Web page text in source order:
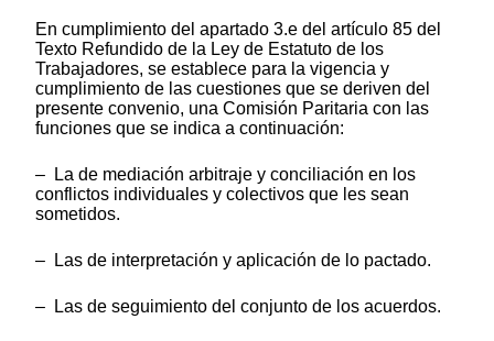
En cumplimiento del apartado 3.e del artículo 85 del
Texto Refundido de la Ley de Estatuto de los
Trabajadores, se establece para la vigencia y
cumplimiento de las cuestiones que se deriven del
presente convenio, una Comisión Paritaria con las
funciones que se indica a continuación:
– La de mediación arbitraje y conciliación en los
conflictos individuales y colectivos que les sean
sometidos.
– Las de interpretación y aplicación de lo pactado.
– Las de seguimiento del conjunto de los acuerdos.